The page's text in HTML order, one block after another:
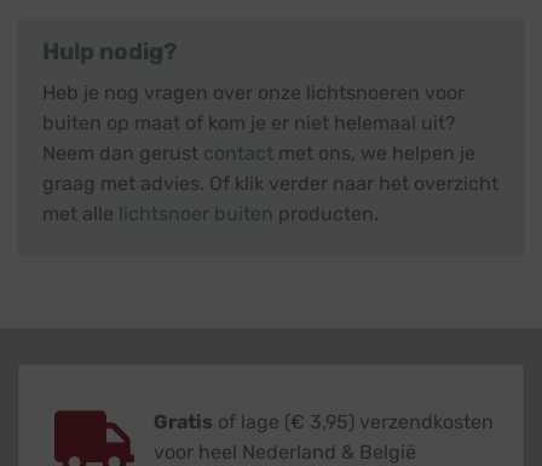
Hulp nodig?
Heb je nog vragen over onze lichtsnoeren voor
buiten op maat of kom je er niet helemaal uit?
Neem dan gerust contact met ons, we helpen je
graag met advies. Of klik verder naar het overzicht
met alle lichtsnoer buiten producten.
Gratis of lage (€ 3,95) verzendkosten
voor heel Nederland & België